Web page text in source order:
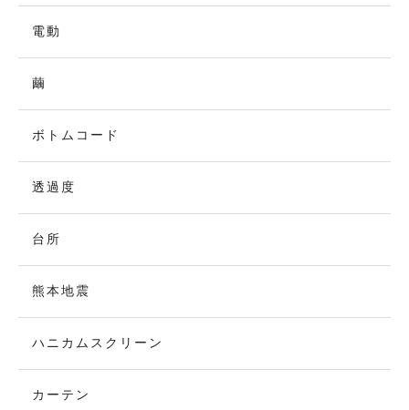
電動
繭
ボトムコード
透過度
台所
熊本地震
ハニカムスクリーン
カーテン